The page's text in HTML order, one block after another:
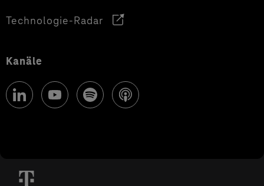
Technologie-Radar
Kanäle